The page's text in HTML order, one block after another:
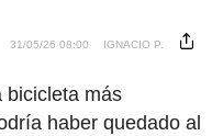
31/05/26 08:00 IGNACIO P.
bicicleta más
haber quedado al